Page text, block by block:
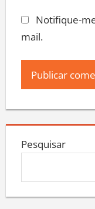
Notifique-
mail.
Pesquisar